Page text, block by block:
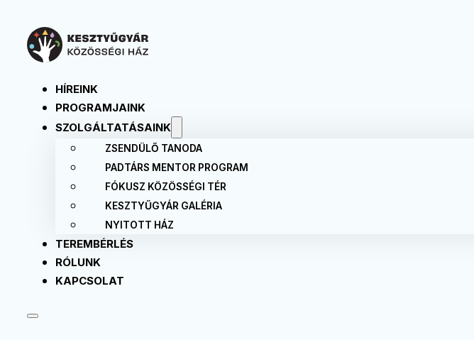
HÍREINK
PROGRAMJAINK
SZOLGÁLTATÁSAINK
ZSENDÜLŐ TANODA
PADTÁRS MENTOR PROGRAM
FÓKUSZ KÖZÖSSÉGI TÉR
KESZTYŰGYÁR GALÉRIA
NYITOTT HÁZ
TEREMBÉRLÉS
RÓLUNK
KAPCSOLAT